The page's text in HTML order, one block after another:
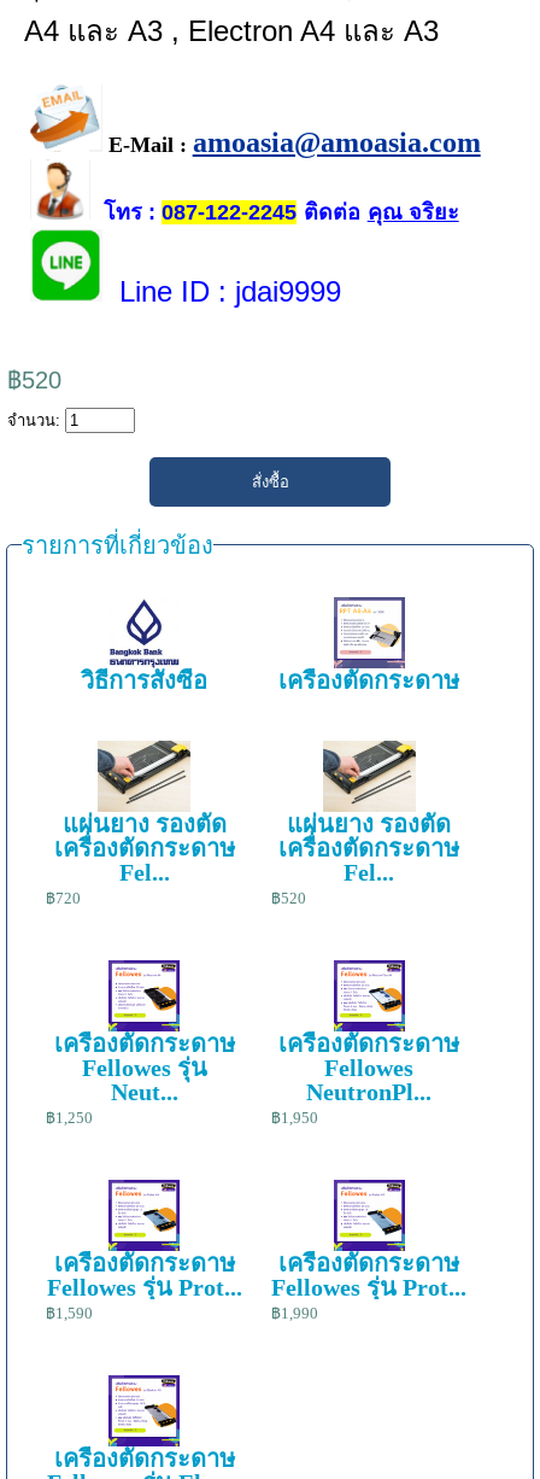
A4 และ A3 , Electron A4 และ A3
E-Mail : amoasia@amoasia.com
โทร: 087-122-2245ติดต่อ คุณ จริยะ
Line ID : jdai9999
฿520
จำนวน:
รายการที่เกี่ยวข้อง
วิธีการสั่งซื้อ เครื่องตัดกระดาษ
แผ่นยาง รองตัด
เครื่องตัดกระดาษ
Fel...
฿720
แผ่นยาง รองตัด
เครื่องตัดกระดาษ
Fel...
฿520
เครื่องตัดกระดาษ
Fellowes รุ่น
Neut...
฿1,250
เครื่องตัดกระดาษ
Fellowes
NeutronPl...
฿1,950
เครื่องตัดกระดาษ
Fellowes รุ่น Prot...
฿1,590
เครื่องตัดกระดาษ
Fellowes รุ่น Prot...
฿1,990
เครื่องตัดกระดาษ